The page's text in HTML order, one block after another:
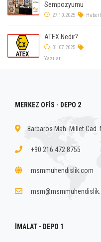
Sempozyumu
27.10.2025
ATEX Nedir?
31.07.2025
Yazılar
MERKEZ OFİS - DEPO 2
Barbaros Mah. Millet Cad.
+90 216 472 8755
msmmuhendislik.com
İMALAT - DEPO 1